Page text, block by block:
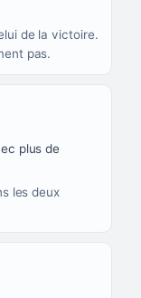
de la victoire.
pas.
plus de
les deux